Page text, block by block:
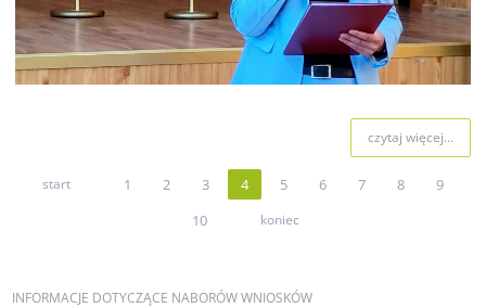
czytaj więcej...
start 1 2 3 4 5 6 7 8
9
10
koniec
INFORMACJE DOTYCZĄCE NABORÓW WNIOSKÓW